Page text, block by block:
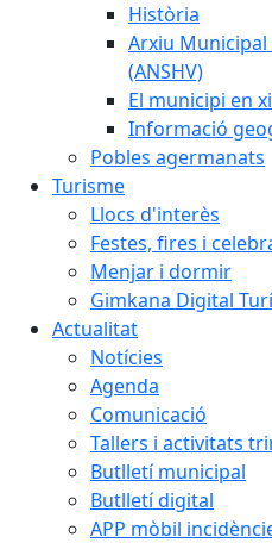
Història
Arxiu
(ANSHV)
El municipi en
Informació
Pobles agermanats
Turisme
Llocs d'interès
Festes, fires i
Menjar i dormir
Gimkana Digital
Actualitat
Notícies
Agenda
Comunicació
Tallers i activitats
Butlletí municipal
Butlletí digital
APP mòbil